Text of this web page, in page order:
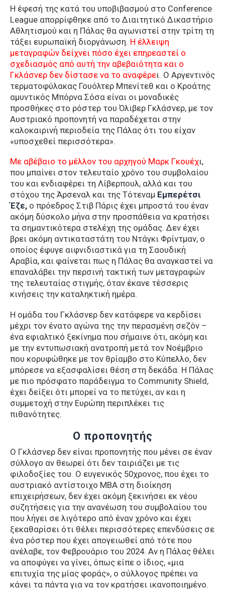
H έφεσή της κατά του υποβιβασμού στο Conference
League απορρίφθηκε από το Διαιτητικό Δικαστήριο
Αθλητισμού και η Πάλας θα αγωνιστεί στην τρίτη τη
τάξει ευρωπαϊκή διοργάνωση. Η έλλειψη
μεταγραφών δείχνει πόσο έχει επηρεαστεί ο
σχεδιασμός από αυτή την αβεβαιότητα και ο
Γκλάσνερ δεν δίστασε να το αναφέρει. Ο Αργεντινός
τερματοφύλακας Γουόλτερ Μπενίτεθ και ο Κροάτης
αμυντικός Μπόρνα Σόσα είναι οι μοναδικές
προσθήκες στο ρόστερ του Όλιβερ Γκλάσνερ, με τον
Αυστριακό προπονητή να παραδέχεται στην
καλοκαιρινή περιοδεία της Πάλας ότι του είχαν
«υποσχεθεί περισσότερα».
Με αβέβαιο το μέλλον του αρχηγού Μαρκ Γκουέχι,
που μπαίνει στον τελευταίο χρόνο του συμβολαίου
του και ενδιαφέρει τη Λίβερπουλ, αλλά και του
στόχου της Άρσεναλ και της Τότεναμ Εμπερέτσι
Έζε, ο πρόεδρος Στιβ Πάρις έχει μπροστά του έναν
ακόμη δύσκολο μήνα στην προσπάθεια να κρατήσει
τα σημαντικότερα στελέχη της ομάδας. Δεν έχει
βρει ακόμη αντικαταστάτη του Ντάγκι Φρίντμαν, ο
οποίος έφυγε αιφνιδιαστικά για τη Σαουδική
Αραβία, και φαίνεται πως η Πάλας θα αναγκαστεί να
επαναλάβει την περσινή τακτική των μεταγραφών
της τελευταίας στιγμής, όταν έκανε τέσσερις
κινήσεις την καταληκτική ημέρα.
Η ομάδα του Γκλάσνερ δεν κατάφερε να κερδίσει
μέχρι τον ένατο αγώνα της την περασμένη σεζόν –
ένα εφιαλτικό ξεκίνημα που σήμαινε ότι, ακόμη και
με την εντυπωσιακή ανατροπή μετά τον Νοέμβριο
που κορυφώθηκε με τον θρίαμβο στο Κύπελλο, δεν
μπόρεσε να εξασφαλίσει θέση στη δεκάδα. Η Πάλας
με πιο πρόσφατο παράδειγμα το Community Shield,
έχει δείξει ότι μπορεί να το πετύχει, αν και η
συμμετοχή στην Ευρώπη περιπλέκει τις
πιθανότητες.
Ο προπονητής
Ο Γκλάσνερ δεν είναι προπονητής που μένει σε έναν
σύλλογο αν θεωρεί ότι δεν ταιριάζει με τις
φιλοδοξίες του. Ο ευγενικός 50χρονος, που έχει το
αυστριακό αντίστοιχο MBA στη διοίκηση
επιχειρήσεων, δεν έχει ακόμη ξεκινήσει εκ νέου
συζητήσεις για την ανανέωση του συμβολαίου του
που λήγει σε λιγότερο από έναν χρόνο και έχει
ξεκαθαρίσει ότι θέλει περισσότερες επενδύσεις σε
ένα ρόστερ που έχει απογειωθεί από τότε που
ανέλαβε, τον Φεβρουάριο του 2024. Αν η Πάλας θέλει
να αποφύγει να γίνει, όπως είπε ο ίδιος, «μια
επιτυχία της μίας φοράς», ο σύλλογος πρέπει να
κάνει τα πάντα για να τον κρατήσει ικανοποιημένο.